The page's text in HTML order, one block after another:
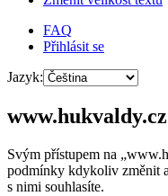
FAQ
Přihlásit se
Jazyk:
Svým přístupem na
podmínky kdykoliv změnit
s nimi souhlasíte.